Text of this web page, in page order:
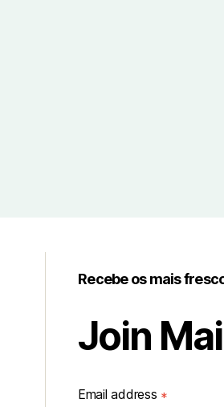
Recebe os mais
Join
Email address *